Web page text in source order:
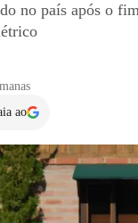
no país após o
ao